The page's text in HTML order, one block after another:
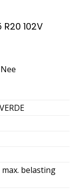
R20 102V
Nee
max. belasting